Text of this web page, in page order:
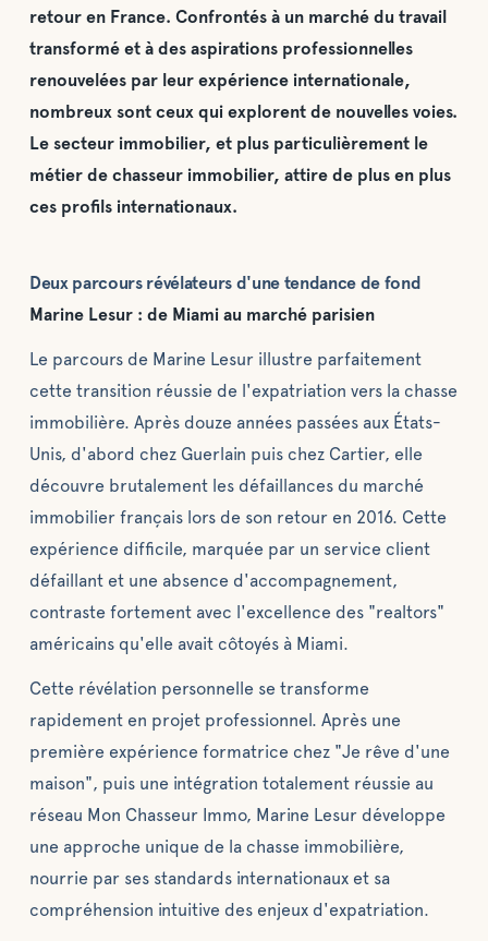
retour en France. Confrontés à un marché du travail
transformé et à des aspirations professionnelles
renouvelées par leur expérience internationale,
nombreux sont ceux qui explorent de nouvelles voies.
Le secteur immobilier, et plus particulièrement le
métier de chasseur immobilier, attire de plus en plus
ces profils internationaux.
Deux parcours révélateurs d'une tendance de fond
Marine Lesur : de Miami au marché parisien
Le parcours de Marine Lesur illustre parfaitement
cette transition réussie de l'expatriation vers la chasse
immobilière. Après douze années passées aux États-
Unis, d'abord chez Guerlain puis chez Cartier, elle
découvre brutalement les défaillances du marché
immobilier français lors de son retour en 2016. Cette
expérience difficile, marquée par un service client
défaillant et une absence d'accompagnement,
contraste fortement avec l'excellence des "realtors"
américains qu'elle avait côtoyés à Miami.
Cette révélation personnelle se transforme
rapidement en projet professionnel. Après une
première expérience formatrice chez "Je rêve d'une
maison", puis une intégration totalement réussie au
réseau Mon Chasseur Immo, Marine Lesur développe
une approche unique de la chasse immobilière,
nourrie par ses standards internationaux et sa
compréhension intuitive des enjeux d'expatriation.